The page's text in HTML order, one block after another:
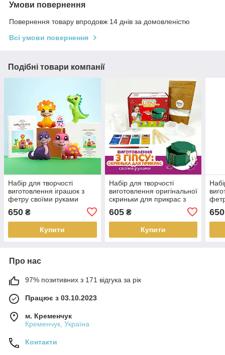
Умови повернення
Повернення товару впродовж 14 днів за домовленістю
Всі умови повернення
Подібні товари компанії
Набір для творчості
виготовлення іграшок з
фетру своїми руками
650 ₴
Купити
Набір для творчості
виготовлення оригінальної
скриньки для прикрас з
гіпсу своїми руками для
початківців
605₴
Купити
650
Про нас
97% позитивних з 171 відгука за рік
Працює з 03.10.2023
м. Кременчук
Кременчук, Україна
Контакти